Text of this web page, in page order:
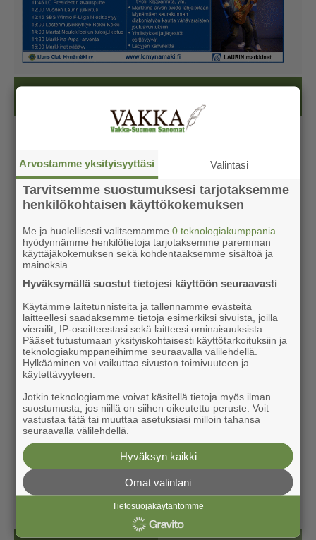
Arvostamme yksityisyyttäsi Valintasi
Tarvitsemme suostumuksesi tarjotaksemme
henkilökohtaisen käyttökokemuksen
Me ja huolellisesti valitsemamme0 teknologiakumppania
hyödynnämme henkilötietoja tarjotaksemme paremman
käyttäjäkokemuksen sekä kohdentaaksemme sisältöä ja
mainoksia.
Hyväksymällä suostut tietojesi käyttöön seuraavasti
Käytämme laitetunnisteita ja tallennamme evästeitä
laitteellesi saadaksemme tietoja esimerkiksi sivuista, joilla
vierailit, IP-osoitteestasi sekä laitteesi ominaisuuksista.
Pääset tutustumaan yksityiskohtaisesti käyttötarkoituksiin ja
teknologiakumppaneihimme seuraavalla välilehdellä.
Hylkääminen voi vaikuttaa sivuston toimivuuteen ja
käytettävyyteen.
Jotkin teknologiamme voivat käsitellä tietoja myös ilman
suostumusta, jos niillä on siihen oikeutettu peruste. Voit
vastustaa tätä tai muuttaa asetuksiasi milloin tahansa
seuraavalla välilehdellä.
Hyväksyn kaikki
Omat valintani
Tietosuojakäytäntömme